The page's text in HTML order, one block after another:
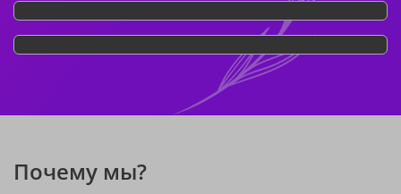
Почему мы?